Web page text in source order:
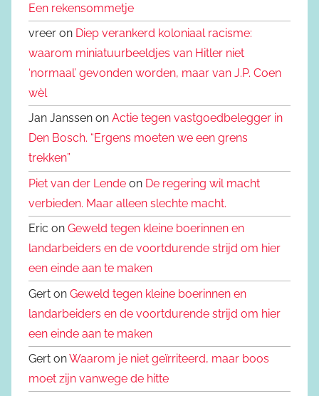
Een rekensommetje
vreer on Diep verankerd koloniaal racisme:
waarom miniatuurbeeldjes van Hitler niet
‘normaal’ gevonden worden, maar van J.P. Coen
wèl
Jan Janssen on Actie tegen vastgoedbelegger in
Den Bosch. “Ergens moeten we een grens
trekken”
Piet van der Lende on De regering wil macht
verbieden. Maar alleen slechte macht.
Eric on Geweld tegen kleine boerinnen en
landarbeiders en de voortdurende strijd om hier
een einde aan te maken
Gert on Geweld tegen kleine boerinnen en
landarbeiders en de voortdurende strijd om hier
een einde aan te maken
Gert onWaarom je niet geïrriteerd, maar boos
moet zijn vanwege de hitte